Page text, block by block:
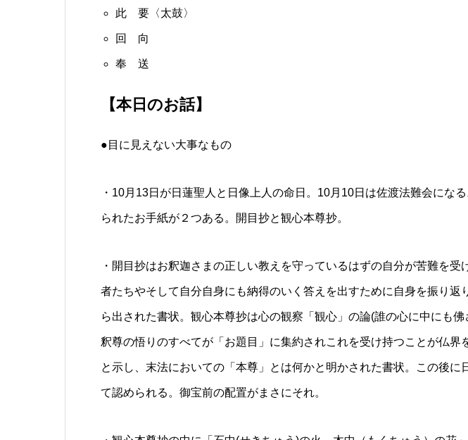
此 要〈太鼓〉
回 向
奉 送
【本日のお話】
●目に見えない大事なもの
・10月13日が日蓮聖人と日像上人の命日。10月10日は佐渡法難会にな
られたお手紙が２つある。開目抄と観心本尊抄。
・開目抄はお釈迦さまの正しい教えを守っているはずの自分が苦難を受
者たちやそして自分自身にも納得のいく答えを出すために自身を振り返
ら出された書状。観心本尊抄は心の観察「観心」の論(誰の心に中にも佛
釈尊の悟りのすべてが「お題目」に集約されこれを受け持つことが仏界
と示し、末法においての「本尊」とは何かと明かされた書状。この後に
て認められる。御宝前の配置がまさにそれ。